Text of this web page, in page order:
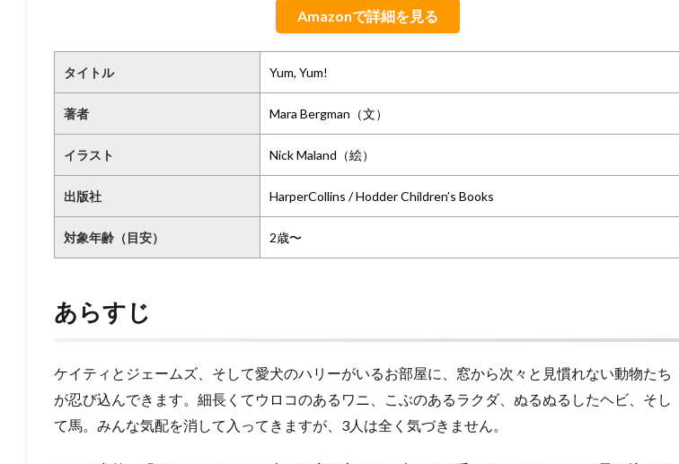
Amazonで詳細を見る
タイトル Yum, Yum!
著者 Mara Bergman（文）
イラスト Nick Maland（絵）
出版社 HarperCollins / Hodder Children’s Books
対象年齢（目安） 2歳〜
あらすじ
ケイティとジェームズ、そして愛犬のハリーがいるお部屋に、窓から次々と見慣れない動物たち
が忍び込んできます。細長くてウロコのあるワニ、こぶのあるラクダ、ぬるぬるしたヘビ、そし
て馬。みんな気配を消して入ってきますが、3人は全く気づきません。